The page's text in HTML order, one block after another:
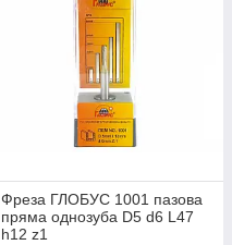
Фреза ГЛОБУС 1001 пазова
пряма однозуба D5 d6 L47
h12 z1